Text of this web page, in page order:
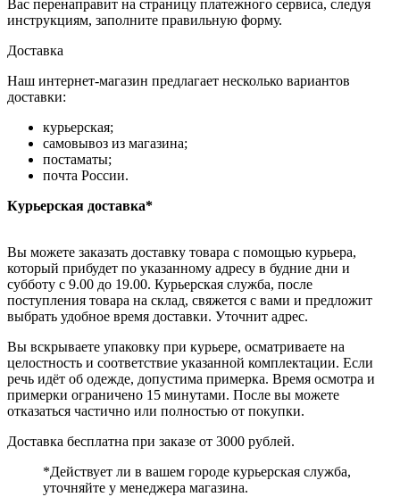
Вас перенаправит на страницу платежного сервиса, следуя
инструкциям, заполните правильную форму.
Доставка
Наш интернет-магазин предлагает несколько вариантов
доставки:
курьерская;
самовывоз из магазина;
постаматы;
почта России.
Курьерская доставка*
Вы можете заказать доставку товара с помощью курьера,
который прибудет по указанному адресу в будние дни и
субботу с 9.00 до 19.00. Курьерская служба, после
поступления товара на склад, свяжется с вами и предложит
выбрать удобное время доставки. Уточнит адрес.
Вы вскрываете упаковку при курьере, осматриваете на
целостность и соответствие указанной комплектации. Если
речь идёт об одежде, допустима примерка. Время осмотра и
примерки ограничено 15 минутами. После вы можете
отказаться частично или полностью от покупки.
Доставка бесплатна при заказе от 3000 рублей.
*Действует ли в вашем городе курьерская служба,
уточняйте у менеджера магазина.